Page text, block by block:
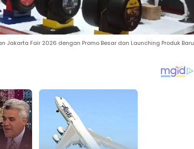
Jakarta Fair 2026 dengan Promo Besar dan Launching Produk Baru